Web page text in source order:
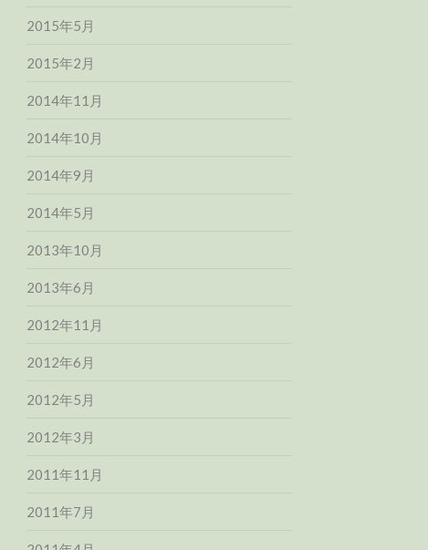
2015年5月
2015年2月
2014年11月
2014年10月
2014年9月
2014年5月
2013年10月
2013年6月
2012年11月
2012年6月
2012年5月
2012年3月
2011年11月
2011年7月